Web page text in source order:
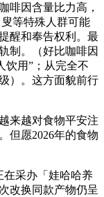
因含量比力高，
等特殊人群可能
醒和奉告权利。最
制。（好比咖啡因
饮用”；从完全不
）。这方面貌前行
来越对食物平安注
但愿2026年的食物
采办「娃哈哈养
改换同款产物仍呈